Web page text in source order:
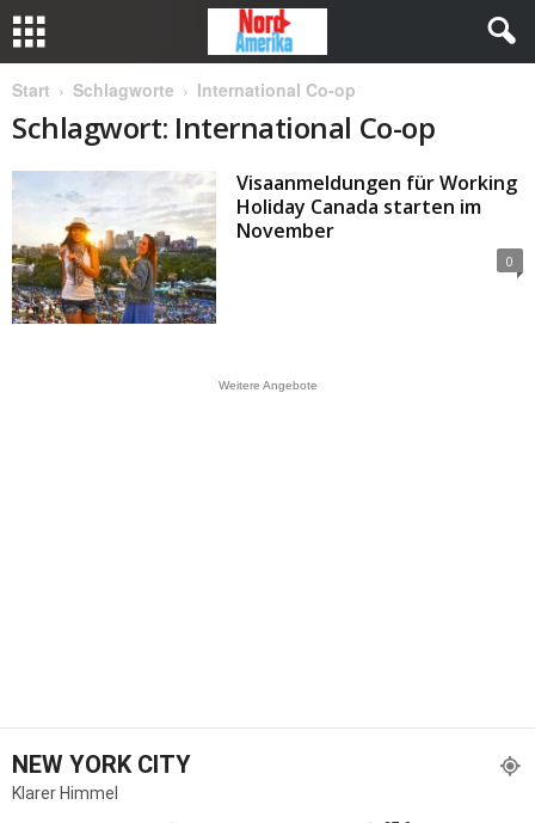
Start Schlagworte International Co-op
Schlagwort: International Co-op
Visaanmeldungen für Working
Holiday Canada starten im
November
0
Weitere Angebote
NEW YORK CITY
Klarer Himmel